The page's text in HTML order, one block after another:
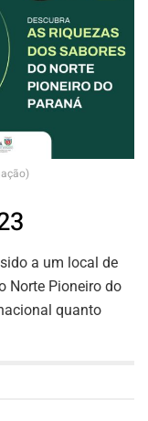
a um local de
Norte Pioneiro do
quanto